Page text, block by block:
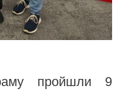
пройшли 9